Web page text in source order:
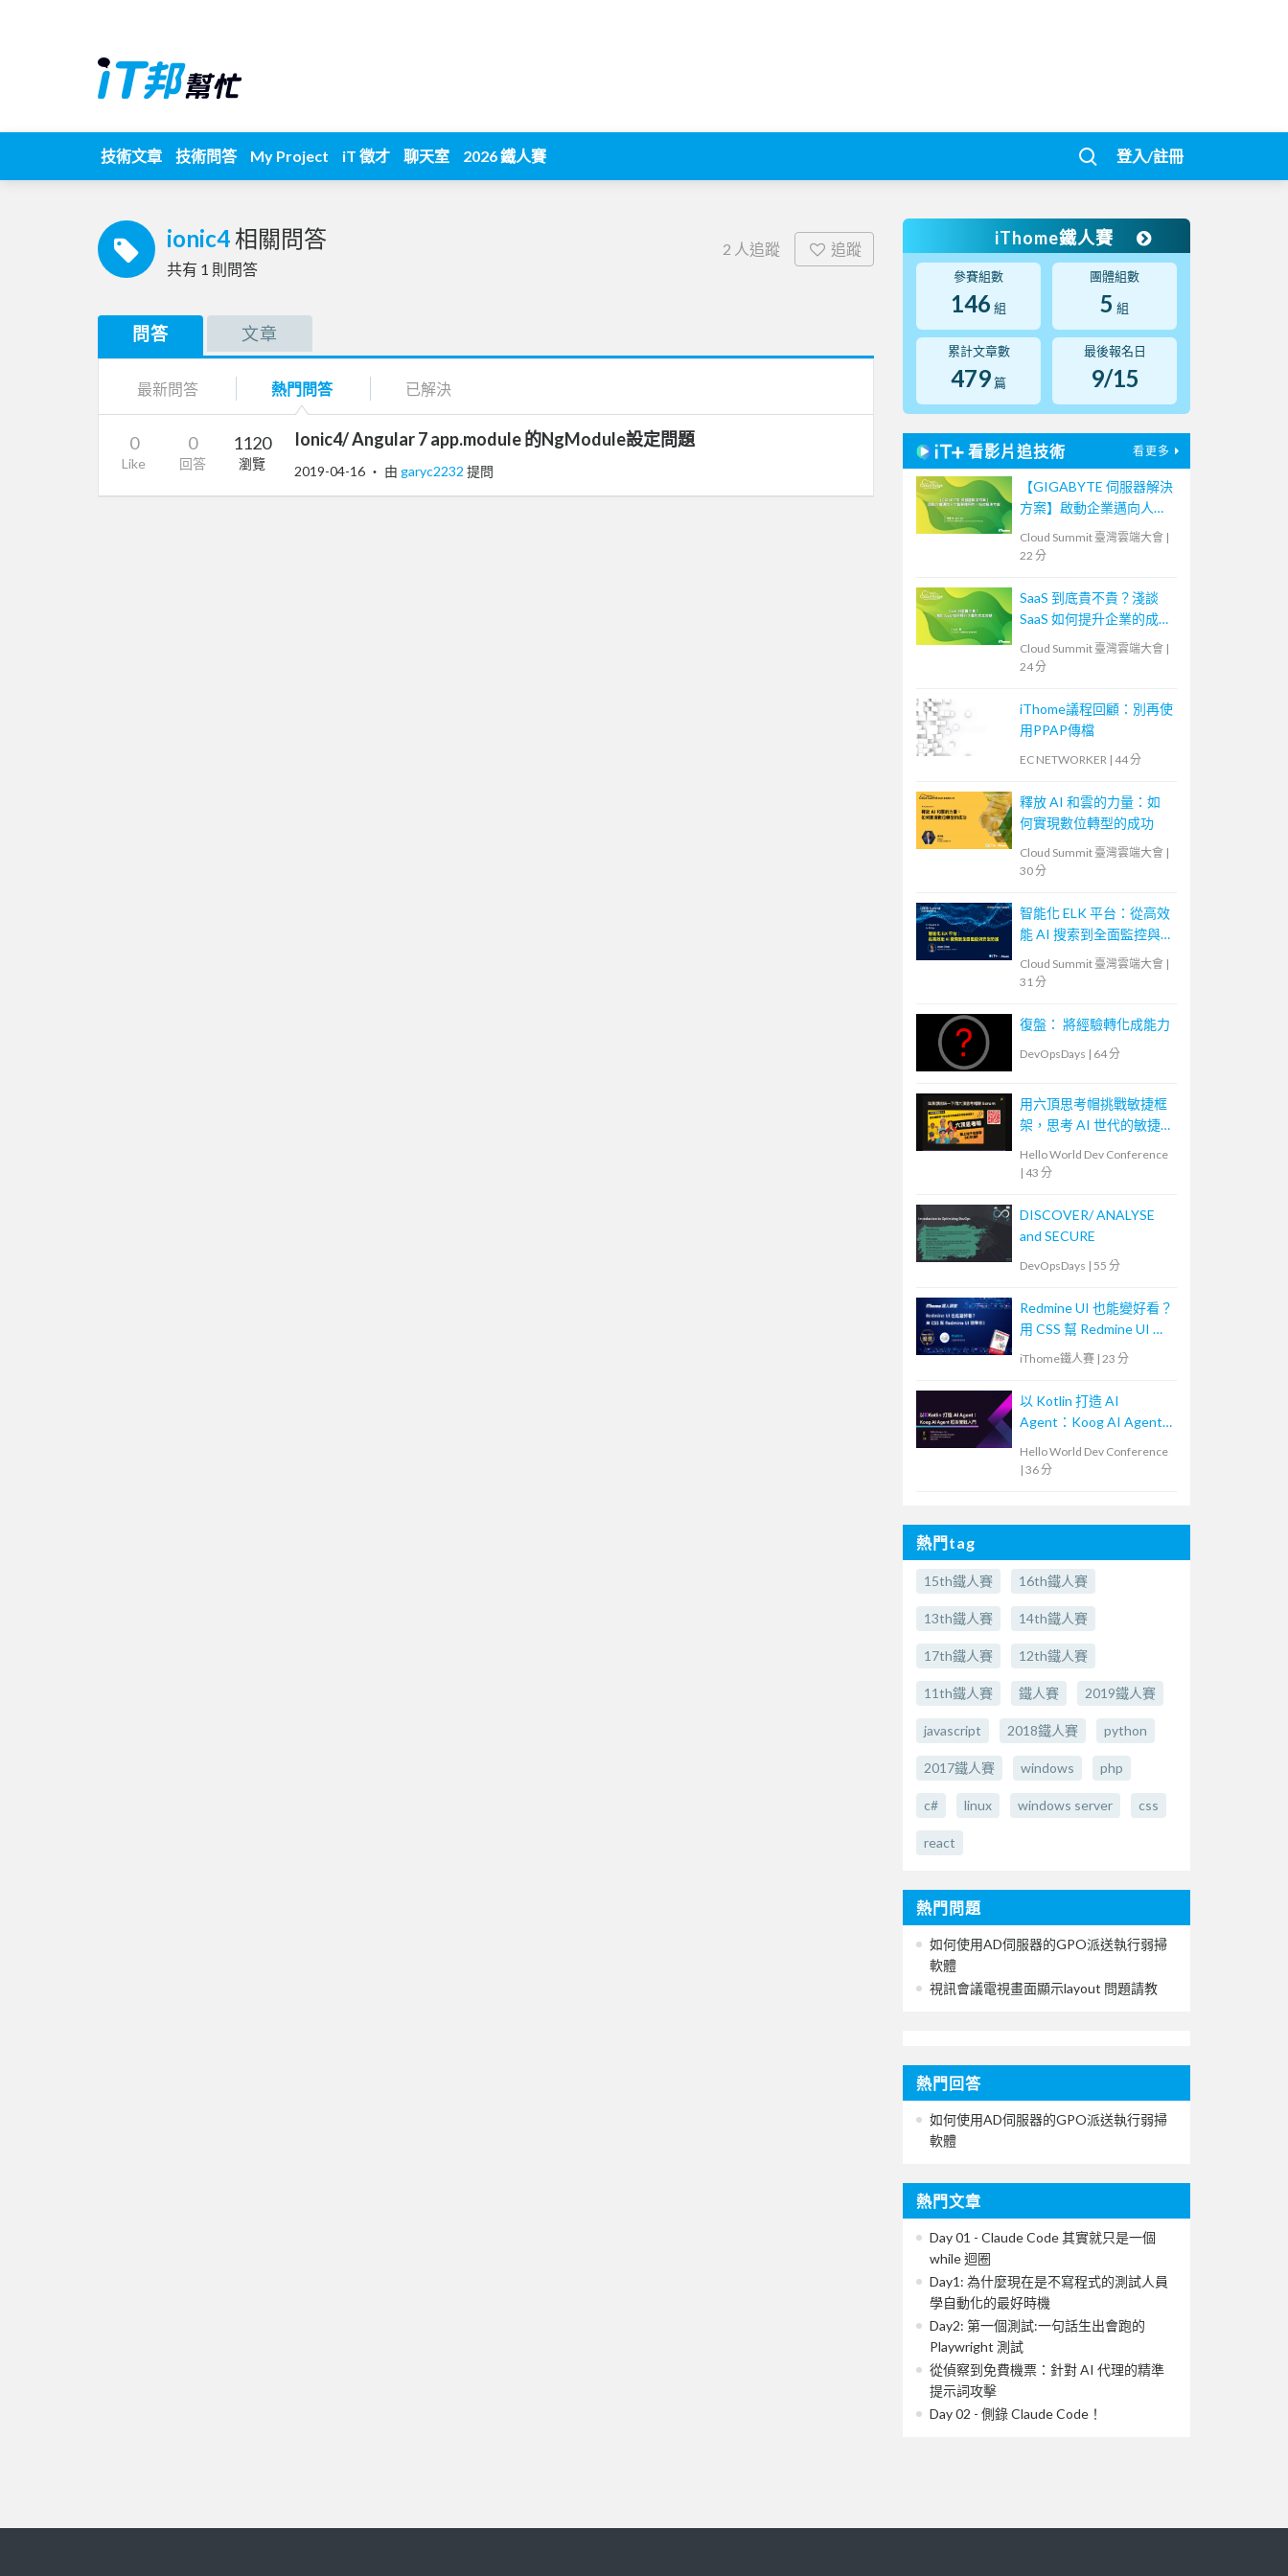
技術文章 技術問答 My Project iT 徵才 聊天室 2026 鐵人賽 登入/註冊
ionic4 相關問答
共有 1 則問答
2 人追蹤 追蹤
問答 文章
最新問答 熱門問答 已解決
0
Like
0
回答
1120
瀏覽
Ionic4/ Angular 7 app.module 的NgModule設定問題
2019-04-16 ‧ 由 garyc2232 提問
iThome鐵人賽
參賽組數
146 組
團體組數
5 組
累計文章數
479 篇
最後報名日
9/15
看影片追技術 看更多
【GIGABYTE 伺服器解決
方案】啟動企業邁向人工
智慧應用的一站式解決方
案
Cloud Summit 臺灣雲端大會 |
22 分
SaaS 到底貴不貴？淺談
SaaS 如何提升企業的成本
Cloud Summit 臺灣雲端大會 |
24 分
iThome議程回顧：別再使
用PPAP傳檔
EC NETWORKER | 44 分
釋放 AI 和雲的力量：如
何實現數位轉型的成功
Cloud Summit 臺灣雲端大會 |
30 分
智能化 ELK 平台：從高效
能 AI 搜索到全面監控與
Cloud Summit 臺灣雲端大會 |
31 分
復盤： 將經驗轉化成能力
DevOpsDays | 64 分
用六頂思考帽挑戰敏捷框
架，思考 AI 世代的敏捷
Hello World Dev Conference
| 43 分
DISCOVER/ ANALYSE
and SECURE
DevOpsDays | 55 分
Redmine UI 也能變好看？
用 CSS 幫 Redmine UI 微
iThome鐵人賽 | 23 分
以 Kotlin 打造 AI
Agent：Koog AI Agent
Hello World Dev Conference
| 36 分
熱門tag
15th鐵人賽 16th鐵人賽
13th鐵人賽 14th鐵人賽
17th鐵人賽 12th鐵人賽
11th鐵人賽 鐵人賽 2019鐵人賽
javascript 2018鐵人賽 python
2017鐵人賽 windows php
c# linux windows server css
react
熱門問題
如何使用AD伺服器的GPO派送執行弱掃
軟體
視訊會議電視畫面顯示layout 問題請教
熱門回答
如何使用AD伺服器的GPO派送執行弱掃
軟體
熱門文章
Day 01 - Claude Code 其實就只是一個
while 迴圈
Day1: 為什麼現在是不寫程式的測試人員
學自動化的最好時機
Day2: 第一個測試:一句話生出會跑的
Playwright 測試
從偵察到免費機票：針對 AI 代理的精準
提示詞攻擊
Day 02 - 側錄 Claude Code！